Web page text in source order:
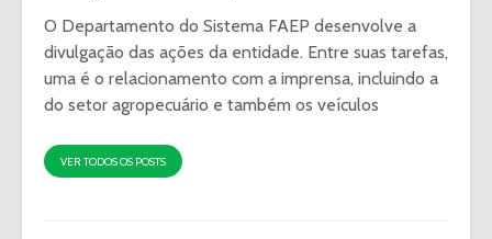
O Departamento do Sistema FAEP desenvolve a
divulgação das ações da entidade. Entre suas tarefas,
uma é o relacionamento com a imprensa, incluindo a
do setor agropecuário e também os veículos
VER TODOS OS POSTS